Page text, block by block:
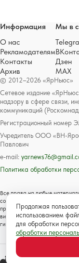
© 2012–2026 «ЯрНьюс»
Сетевое издание
надзору в сфере связи,
коммуникаций
Регистрационный
Учредитель ООО «ВН-
Павлович
e-mail:
Политика обработки
Все права на любые
соответствии с российским и
праве и смежных правах.
видеоматериалов возможно
гиперссылкой на сайт https://
Информация
О нас
Рекламодателям
Контакты
Архив
Мы в
Дзен
MAX
Продолжая
использованием
для обработки
обработки